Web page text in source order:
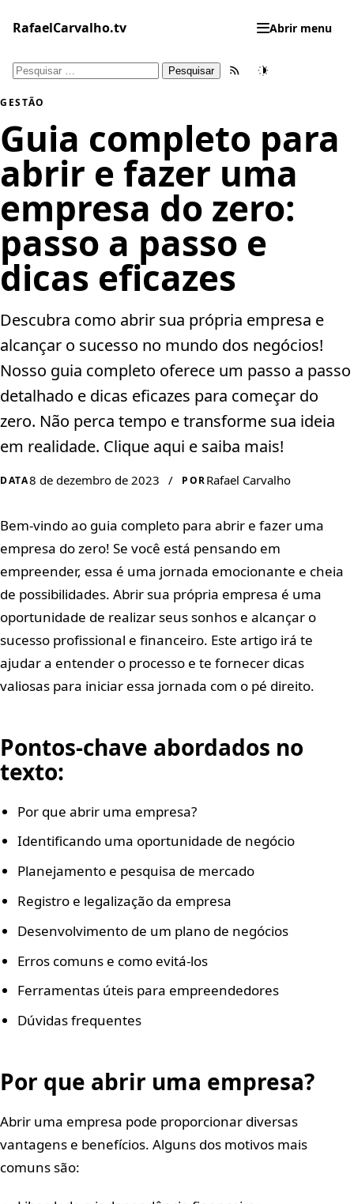
para
conteúdo
RafaelCarvalho.tv Abrir menu
Pesquisar
Feed RSSTema
GESTÃO
Guia completo para
abrir e fazer uma
empresa do zero:
passo a passo e
dicas eficazes
Descubra como abrir sua própria empresa e
alcançar o sucesso no mundo dos negócios!
Nosso guia completo oferece um passo a passo
detalhado e dicas eficazes para começar do
zero. Não perca tempo e transforme sua ideia
em realidade. Clique aqui e saiba mais!
DATA8 de dezembro de 2023 / PORRafael Carvalho
Bem-vindo ao guia completo para abrir e fazer uma
empresa do zero! Se você está pensando em
empreender, essa é uma jornada emocionante e cheia
de possibilidades. Abrir sua própria empresa é uma
oportunidade de realizar seus sonhos e alcançar o
sucesso profissional e financeiro. Este artigo irá te
ajudar a entender o processo e te fornecer dicas
valiosas para iniciar essa jornada com o pé direito.
Pontos-chave abordados no
texto:
Por que abrir uma empresa?
Identificando uma oportunidade de negócio
Planejamento e pesquisa de mercado
Registro e legalização da empresa
Desenvolvimento de um plano de negócios
Erros comuns e como evitá-los
Ferramentas úteis para empreendedores
Dúvidas frequentes
Por que abrir uma empresa?
Abrir uma empresa pode proporcionar diversas
vantagens e benefícios. Alguns dos motivos mais
comuns são: